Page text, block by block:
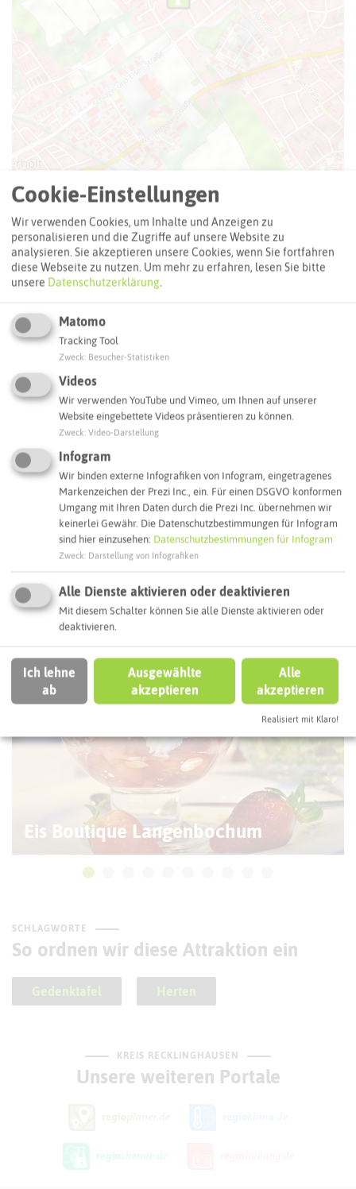
Leaflet ©OpenStreetMap
Adresse:
Gedenktafel Ehepaare Abraham und Mendlicki
Langenbochumer Straße 248
Interaktive Karte
Routenplanung zum Ziel:
ÖPNV-Route finden
Autoroute finden
ATTRAKTIONEN IN DER UMGEBUNG
HERTEN
Eis Boutique Langenbochum
SCHLAGWORTE
So ordnen wir diese Attraktion ein
Gedenktafel Herten
KREIS RECKLINGHAUSEN
Unsere weiteren Portale
Cookie-Einstellungen
Wir verwenden Cookies, um Inhalte und Anzeigen zu
personalisieren und die Zugriffe auf unsere Website zu
analysieren. Sie akzeptieren unsere Cookies, wenn Sie fortfahren
diese Webseite zu nutzen. Um mehr zu erfahren, lesen Sie bitte
unsere Datenschutzerklärung.
Matomo
Tracking Tool
Zweck Besucher-Statistiken
Videos
Wir verwenden YouTube und Vimeo, um Ihnen auf unserer
Website eingebettete Videos präsentieren zu können.
Zweck Video-Darstellung
Infogram
Wir binden externe Infografiken von Infogram, eingetragenes
Markenzeichen der Prezi Inc., ein. Für einen DSGVO konformen
Umgang mit Ihren Daten durch die Prezi Inc. übernehmen wir
keinerlei Gewähr. Die Datenschutzbestimmungen für Infogram
sind hier einzusehen: Datenschutzbestimmungen für Infogram
Zweck Darstellung von Infografiken
Alle Dienste aktivieren oder deaktivieren
Mit diesem Schalter können Sie alle Dienste aktivieren oder
deaktivieren.
Ich lehne
ab
Ausgewählte
akzeptieren
Alle
akzeptieren
Realisiert mit Klaro!